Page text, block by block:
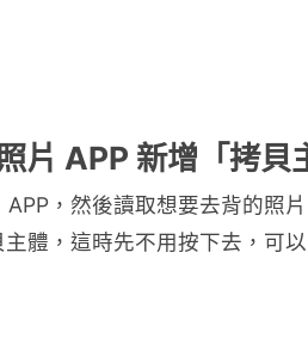
APP 新增「拷貝
，然後讀取想要去背的照
體，這時先不用按下去，可